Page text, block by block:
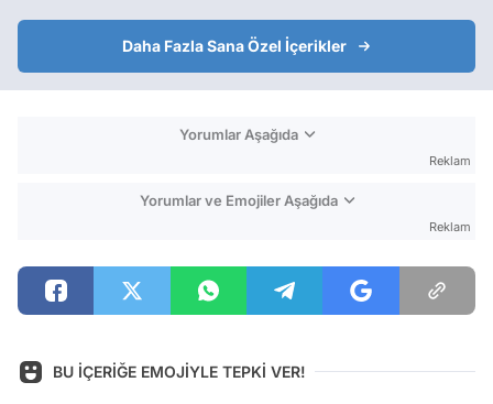
Daha Fazla Sana Özel İçerikler
Yorumlar Aşağıda
Reklam
Yorumlar ve Emojiler Aşağıda
Reklam
BU İÇERİĞE EMOJİYLE TEPKİ VER!